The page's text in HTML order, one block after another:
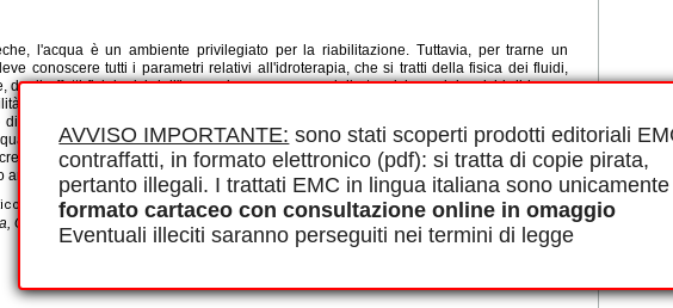
AVVISO IMPORTANTE: sono stati scoperti prodotti editoriali
contraffatti, in formato elettronico (pdf): si tratta di copie pirata,
pertanto illegali. I trattati EMC in lingua italiana sono unicamente
formato cartaceo con consultazione online in omaggio
Eventuali illeciti saranno perseguiti nei termini di legge
l'acqua è un ambiente privilegiato per la riabilitazione. Tuttavia, per trarne un
conoscere tutti i parametri relativi all'idroterapia, che si tratti della fisica dei fluidi,
degli effetti fisiologici dell'immersione o, ancora, delle tecniche e dei carichi di lavoro
Anche la progettazione e la disposizione dei locali e delle vasche devono ricevere
una politica di prevenzione, gestione del rischio di incidenti e monitoraggio fisico-
Le attività acquatiche a scopo terapeutico (AAST) portano a benefici nel contesto
di patologie, in particolare in reumatologia, geriatria, ortopedia, cardiologia e
anche un mezzo privilegiato di prevenzione e mantenimento fisico.
è disponibile in PDF.
Ginnastica acquatica, Attività fisiche acquatiche adattate, Cinebalneoterapia, Nuoto